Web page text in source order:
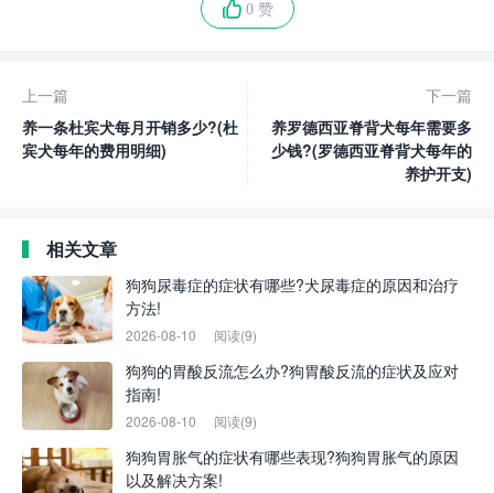
0 赞
上一篇
养一条杜宾犬每月开销多少?(杜
宾犬每年的费用明细)
下一篇
养罗德西亚脊背犬每年需要多
少钱?(罗德西亚脊背犬每年的
养护开支)
相关文章
狗狗尿毒症的症状有哪些?犬尿毒症的原因和治疗
方法!
2026-08-10 阅读(9)
狗狗的胃酸反流怎么办?狗胃酸反流的症状及应对
指南!
2026-08-10 阅读(9)
狗狗胃胀气的症状有哪些表现?狗狗胃胀气的原因
以及解决方案!